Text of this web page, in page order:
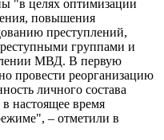
"в целях оптимизации
повышения
преступлений,
группами и
МВД. В первую
провести реорганизацию
личного состава
настоящее время
– отметили в